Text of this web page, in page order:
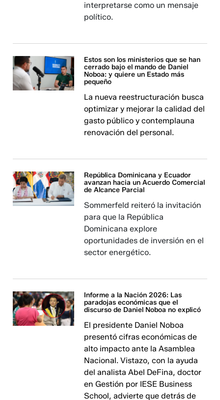
interpretarse como un mensaje
político.
Estos son los ministerios que se han
cerrado bajo el mando de Daniel
Noboa: y quiere un Estado más
pequeño
La nueva reestructuración busca
optimizar y mejorar la calidad del
gasto público y contemplauna
renovación del personal.
República Dominicana y Ecuador
avanzan hacia un Acuerdo Comercial
de Alcance Parcial
Sommerfeld reiteró la invitación
para que la República
Dominicana explore
oportunidades de inversión en el
sector energético.
Informe a la Nación 2026: Las
paradojas económicas que el
discurso de Daniel Noboa no explicó
El presidente Daniel Noboa
presentó cifras económicas de
alto impacto ante la Asamblea
Nacional. Vistazo, con la ayuda
del analista Abel DeFina, doctor
en Gestión por IESE Business
School, advierte que detrás de